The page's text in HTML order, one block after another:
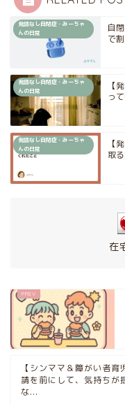
発語なし自閉症・みーちゃ
んの日常
自
で
発語なし自閉症・みーちゃ
んの日常
【
っ
発語なし自閉症・みーちゃ
んの日常
【
取
在
【シンママ＆障がい者育
請を前にして、気持ちが
な...